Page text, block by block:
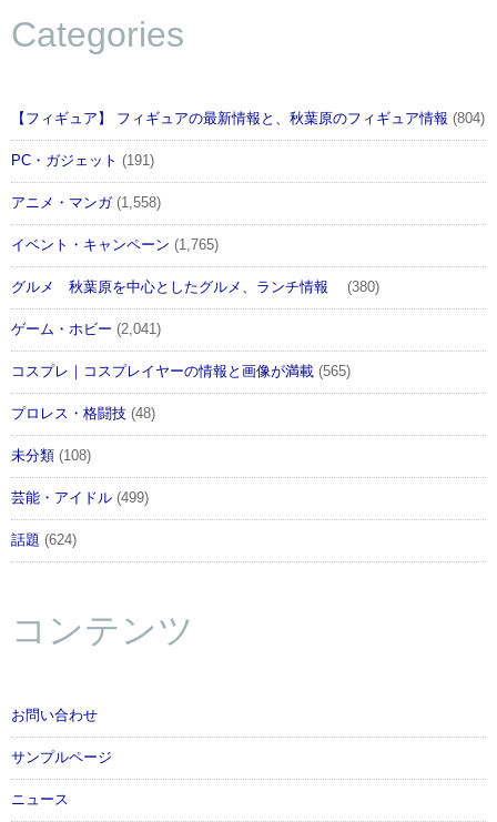
Categories
【フィギュア】 フィギュアの最新情報と、秋葉原のフィギュア情報 (804)
PC・ガジェット (191)
アニメ・マンガ(1,558)
イベント・キャンペーン (1,765)
グルメ 秋葉原を中心としたグルメ、ランチ情報 (380)
ゲーム・ホビー (2,041)
コスプレ｜コスプレイヤーの情報と画像が満載 (565)
プロレス・格闘技 (48)
未分類 (108)
芸能・アイドル (499)
話題 (624)
コンテンツ
お問い合わせ
サンプルページ
ニュース